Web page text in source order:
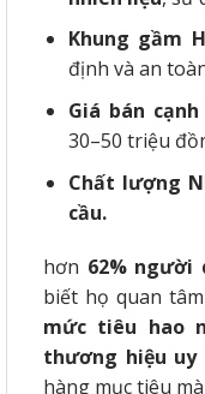
Khung gầm
định và an
Giá bán
30–50 triệu
Chất lượng
cầu.
hơn 62% người
biết họ quan
mức tiêu hao
thương hiệu uy
hàng mục tiêu